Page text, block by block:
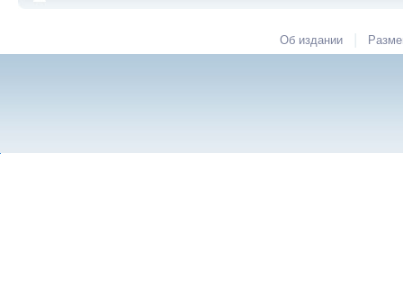
Об издании |